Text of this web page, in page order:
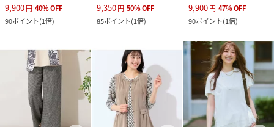
9,900円 40%OFF
90ポイント(1倍)
9,350円 50%OFF
85ポイント(1倍)
9,900円 47%OFF
90ポイント(1倍)